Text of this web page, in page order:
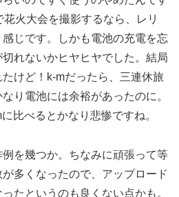
火大会を撮影するなら、レリ
じです。しかも電池の充電を忘
れないかヒヤヒヤでした。結局
けど！k-mだったら、三連休旅
り電池には余裕があったのに。
比べるとかなり悲惨ですね。
を幾つか。ちなみに頑張って等
多くなったので、アップロード
たというのも良くない点かも。